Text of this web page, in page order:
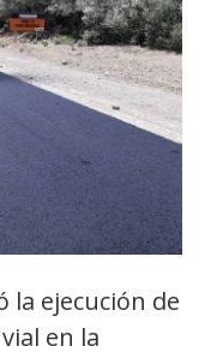
ejecución de
en la